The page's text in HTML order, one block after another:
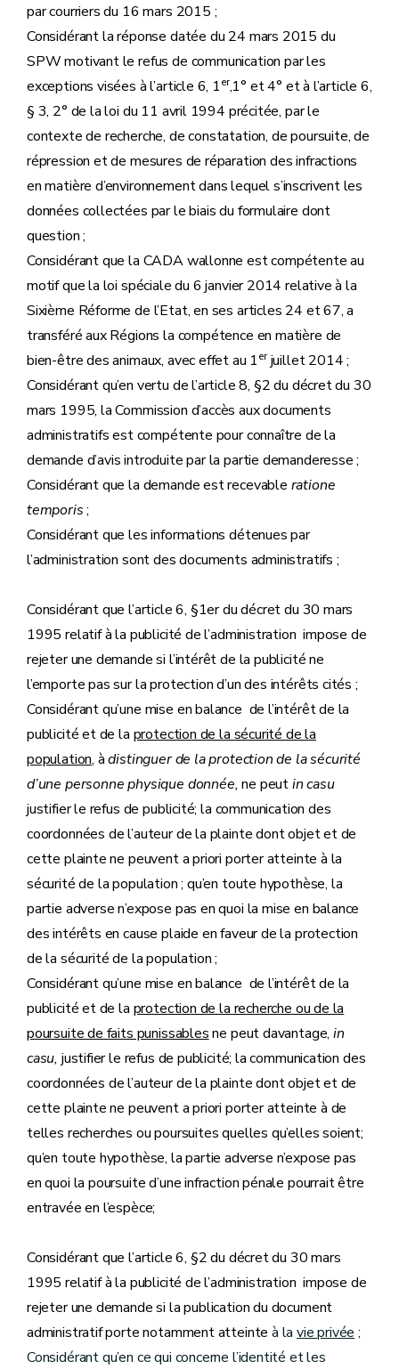
par courriers du 16 mars 2015 ;
Considérant la réponse datée du 24 mars 2015 du
SPW motivant le refus de communication par les
exceptions visées à l’article 6, 1er,1° et 4° et à l’article 6,
§ 3, 2° de la loi du 11 avril 1994 précitée, par le
contexte de recherche, de constatation, de poursuite, de
répression et de mesures de réparation des infractions
en matière d’environnement dans lequel s’inscrivent les
données collectées par le biais du formulaire dont
question ;
Considérant que la CADA wallonne est compétente au
motif que la loi spéciale du 6 janvier 2014 relative à la
Sixième Réforme de l’Etat, en ses articles 24 et 67, a
transféré aux Régions la compétence en matière de
bien-être des animaux, avec effet au 1erjuillet 2014 ;
Considérant qu’en vertu de l’article 8, §2 du décret du 30
mars 1995, la Commission d’accès aux documents
administratifs est compétente pour connaître de la
demande d’avis introduite par la partie demanderesse ;
Considérant que la demande est recevable ratione
temporis;
Considérant que les informations détenues par
l’administration sont des documents administratifs ;
Considérant que l’article 6, §1er du décret du 30 mars
1995 relatif à la publicité de l’administration impose de
rejeter une demande si l’intérêt de la publicité ne
l’emporte pas sur la protection d’un des intérêts cités ;
Considérant qu’une mise en balance de l’intérêt de la
publicité et de la protection de la sécurité de la
population, àdistinguer de la protection de la sécurité
d’une personne physique donnée,ne peutin casu
justifier le refus de publicité; la communication des
coordonnées de l’auteur de la plainte dont objet et de
cette plainte ne peuvent a priori porter atteinte à la
sécurité de la population ; qu’en toute hypothèse, la
partie adverse n’expose pas en quoi la mise en balance
des intérêts en cause plaide en faveur de la protection
de la sécurité de la population ;
Considérant qu’une mise en balance de l’intérêt de la
publicité et de la protection de la recherche ou de la
poursuite de faits punissablesne peut davantage,in
casu, justifier le refus de publicité; la communication des
coordonnées de l’auteur de la plainte dont objet et de
cette plainte ne peuvent a priori porter atteinte à de
telles recherches ou poursuites quelles qu’elles soient;
qu’en toute hypothèse, la partie adverse n’expose pas
en quoi la poursuite d’une infraction pénale pourrait être
entravée en l’espèce;
Considérant que l’article 6, §2 du décret du 30 mars
1995 relatif à la publicité de l’administration impose de
rejeter une demande si la publication du document
administratif porte notamment atteinte à lavie privée ;
Considérant qu’en ce qui concerne l’identité et les